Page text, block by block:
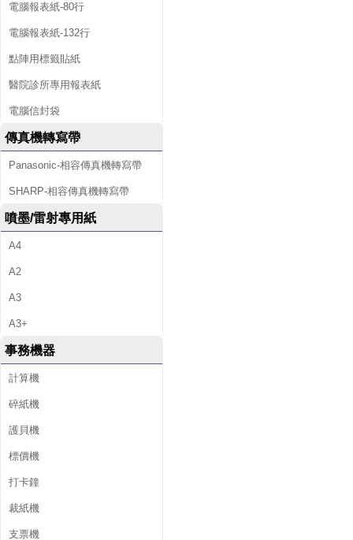
電腦報表紙-80行
電腦報表紙-132行
點陣用標籤貼紙
醫院診所專用報表紙
電腦信封袋
傳真機轉寫帶
Panasonic-相容傳真機轉寫帶
SHARP-相容傳真機轉寫帶
噴墨/雷射專用紙
A4
A2
A3
A3+
事務機器
計算機
碎紙機
護貝機
標價機
打卡鐘
裁紙機
支票機